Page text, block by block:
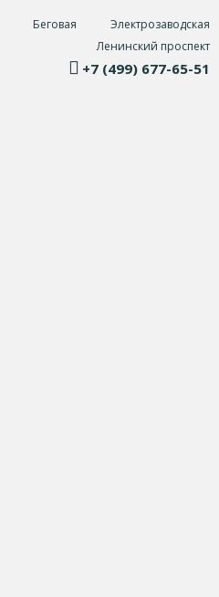
Беговая
Электрозаводская
Ленинский проспект
+7 (499) 677-65-51